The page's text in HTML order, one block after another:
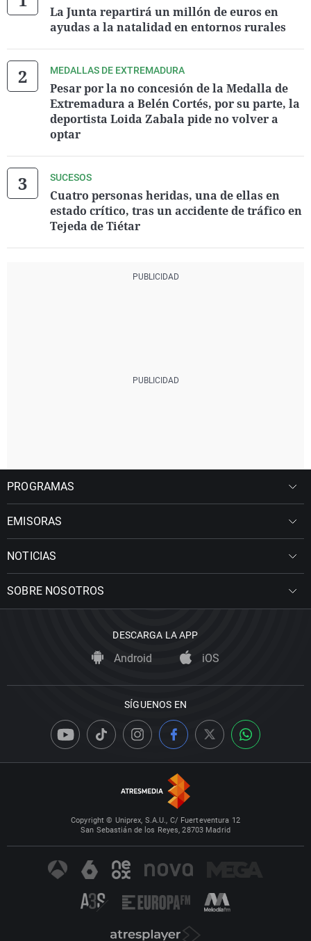
La Junta repartirá un millón de euros en
ayudas a la natalidad en entornos rurales
MEDALLAS DE EXTREMADURA
Pesar por la no concesión de la Medalla de
Extremadura a Belén Cortés, por su parte, la
deportista Loida Zabala pide no volver a
optar
SUCESOS
Cuatro personas heridas, una de ellas en
estado crítico, tras un accidente de tráfico en
Tejeda de Tiétar
PROGRAMAS
EMISORAS
NOTICIAS
SOBRE NOSOTROS
DESCARGA LA APP
Android iOS
SÍGUENOS EN
Copyright © Uniprex, S.A.U., C/ Fuerteventura 12
San Sebastián de los Reyes, 28703 Madrid